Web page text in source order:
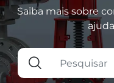
Saiba mais sobre